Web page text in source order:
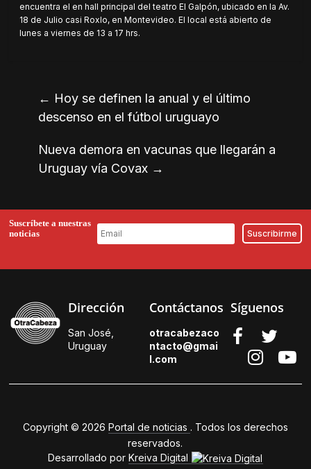
encuentra el en hall principal del teatro El Galpón, ubicado en la Av.
18 de Julio casi Roxlo, en Montevideo. El local está abierto de
lunes a viernes de 13 a 17 hrs.
← Hoy se definen la anual y el último
descenso en el fútbol uruguayo
Nueva demora en vacunas que llegarán a
Uruguay vía Covax →
Suscríbete a nuestras
noticias
Dirección
San José,
Uruguay
Contáctanos
otracabezaco
ntacto@gmai
l.com
Síguenos
Copyright © 2026 Portal de noticias . Todos los derechos
reservados.
Desarrollado porKreiva Digital